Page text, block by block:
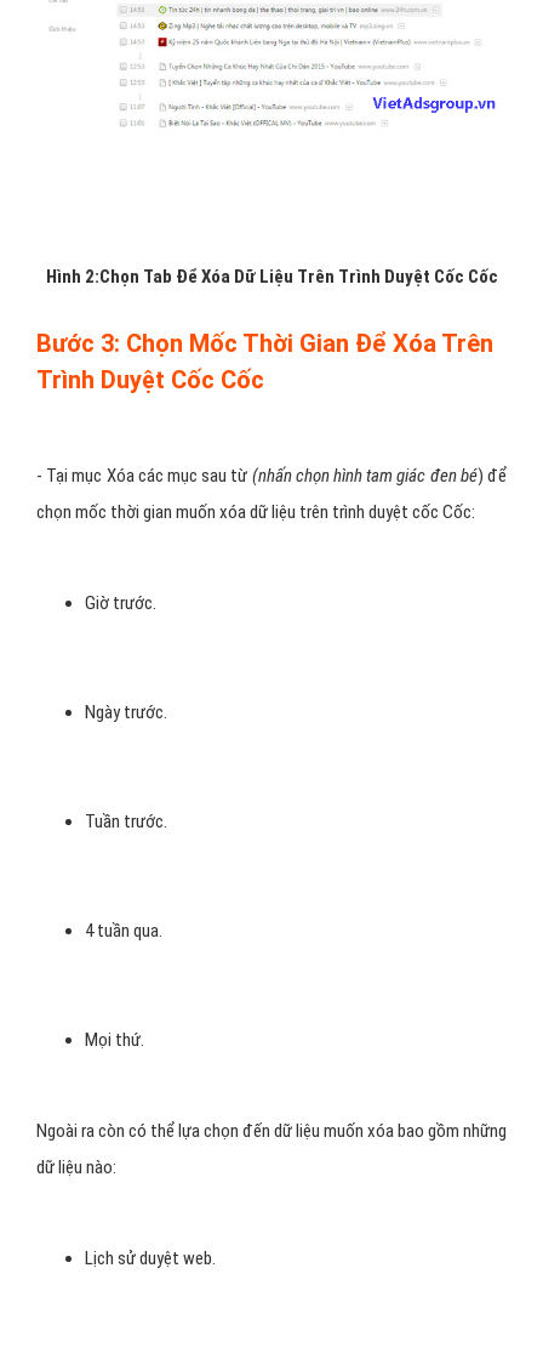
Hình 2:Chọn Tab Để Xóa Dữ Liệu Trên Trình Duyệt Cốc Cốc
Bước 3: Chọn Mốc Thời Gian Để Xóa Trên
Trình Duyệt Cốc Cốc
- Tại mục Xóa các mục sau từ (nhấn chọn hình tam giác đen bé) để
chọn mốc thời gian muốn xóa dữ liệu trên trình duyệt cốc Cốc:
Giờ trước.
Ngày trước.
Tuần trước.
4 tuần qua.
Mọi thứ.
Ngoài ra còn có thể lựa chọn đến dữ liệu muốn xóa bao gồm những
dữ liệu nào:
Lịch sử duyệt web.